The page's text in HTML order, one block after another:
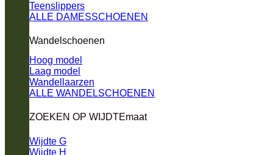
Teenslippers
ALLE DAMESSCHOENEN
Wandelschoenen
Hoog model
Laag model
Wandellaarzen
ALLE WANDELSCHOENEN
ZOEKEN OP WIJDTEmaat
Wijdte G
Wijdte H